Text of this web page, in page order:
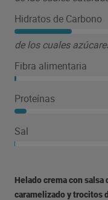
Hidratos de Carbono
de los cuales
Fibra alimentaria
Proteínas
Sal
Helado crema con salsa
caramelizado y trocitos